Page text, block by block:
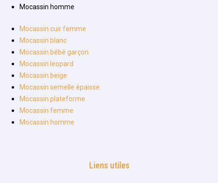
Mocassin homme
Mocassin cuir femme
Mocassin blanc
Mocassin bébé garçon
Mocassin leopard
Mocassin beige
Mocassin semelle épaisse
Mocassin plateforme
Mocassin femme
Mocassin homme
Liens utiles